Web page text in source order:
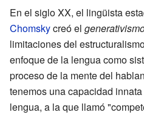
En el siglo XX, el lingüista
Chomskycreó el
limitaciones del
enfoque de la lengua como
proceso de la mente del
tenemos una capacidad
lengua, a la que llamó